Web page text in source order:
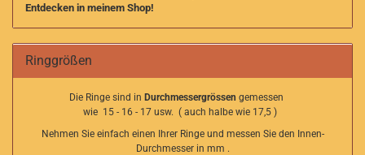
Entdecken in meinem Shop!
Ringgrößen
Die Ringe sind in Durchmessergrössen gemessen
wie 15 - 16 - 17 usw. ( auch halbe wie 17,5 )
Nehmen Sie einfach einen Ihrer Ringe und messen Sie den Innen-
Durchmesser in mm .